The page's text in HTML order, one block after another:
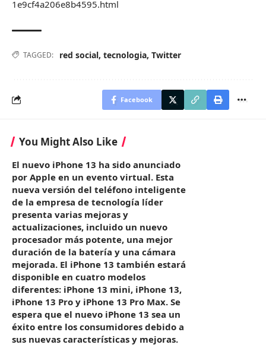
1e9cf4a206e8b4595.html
TAGGED: red social, tecnologia, Twitter
Facebook
You Might Also Like
El nuevo iPhone 13 ha sido anunciado
por Apple en un evento virtual. Esta
nueva versión del teléfono inteligente
de la empresa de tecnología líder
presenta varias mejoras y
actualizaciones, incluido un nuevo
procesador más potente, una mejor
duración de la batería y una cámara
mejorada. El iPhone 13 también estará
disponible en cuatro modelos
diferentes: iPhone 13 mini, iPhone 13,
iPhone 13 Pro y iPhone 13 Pro Max. Se
espera que el nuevo iPhone 13 sea un
éxito entre los consumidores debido a
sus nuevas características y mejoras.